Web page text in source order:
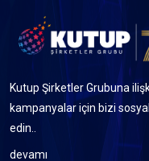
Kutup Şirketler Grubuna
kampanyalar için bizi
edin..
devamı